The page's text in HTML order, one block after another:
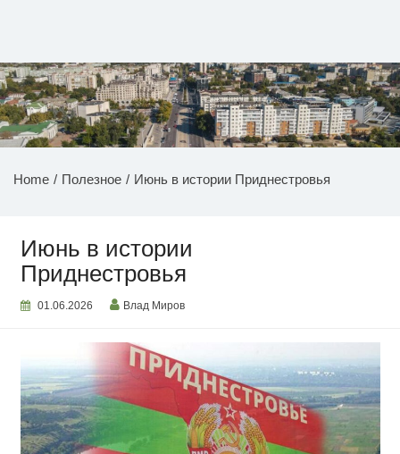
НОВОСТИ ПРИДНЕСТРОВЬЯ
Home Полезное Июнь в истории Приднестровья
Июнь в истории
Приднестровья
01.06.2026 Влад Миров